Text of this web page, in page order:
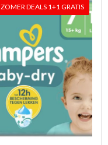
ZOMER DEALS 1+1 GRATIS